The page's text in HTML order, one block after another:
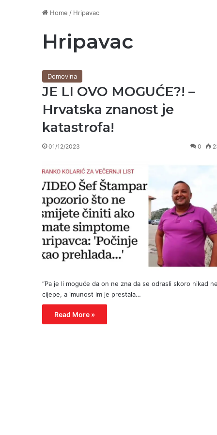
Home / Hripavac
Hripavac
Domovina
JE LI OVO MOGUĆE?! –
Hrvatska znanost je
katastrofa!
01/12/2023 0
“Pa je li moguće da on ne zna da se odrasli skoro nikad
cijepe, a imunost im je prestala…
Read More »